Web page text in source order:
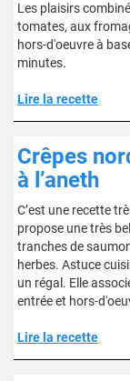
Les plaisirs
tomates, aux
hors-d'oeuvre à
minutes.
Lire la recette
Crêpes
à l’aneth
C’est une recette
propose une très
tranches de
herbes. Astuce
un régal. Elle
entrée et hors-
Lire la recette